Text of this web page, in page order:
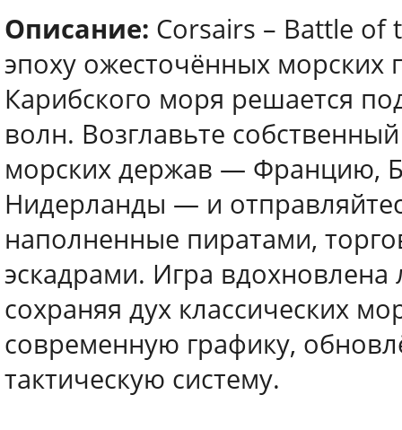
Описание: Corsairs – Battle of
эпоху ожесточённых морских
Карибского моря решается
волн. Возглавьте
морских держав — Францию,
Нидерланды — и
наполненные пиратами,
эскадрами. Игра
сохраняя дух классических
современную графику,
тактическую систему.